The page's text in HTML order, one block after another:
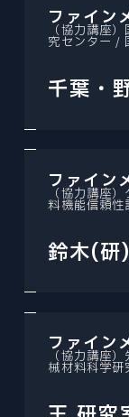
ファイン
（協力講座
究センター /
千葉・
ファイン
（協力講座
料機能信頼性
鈴木(研
ファイン
（協力講座
械材料科学研